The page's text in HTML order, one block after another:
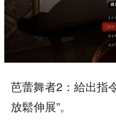
芭蕾舞者2：給出指
放鬆伸展”。